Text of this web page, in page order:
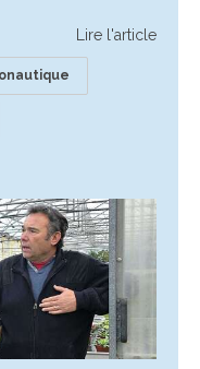
Lire l'article